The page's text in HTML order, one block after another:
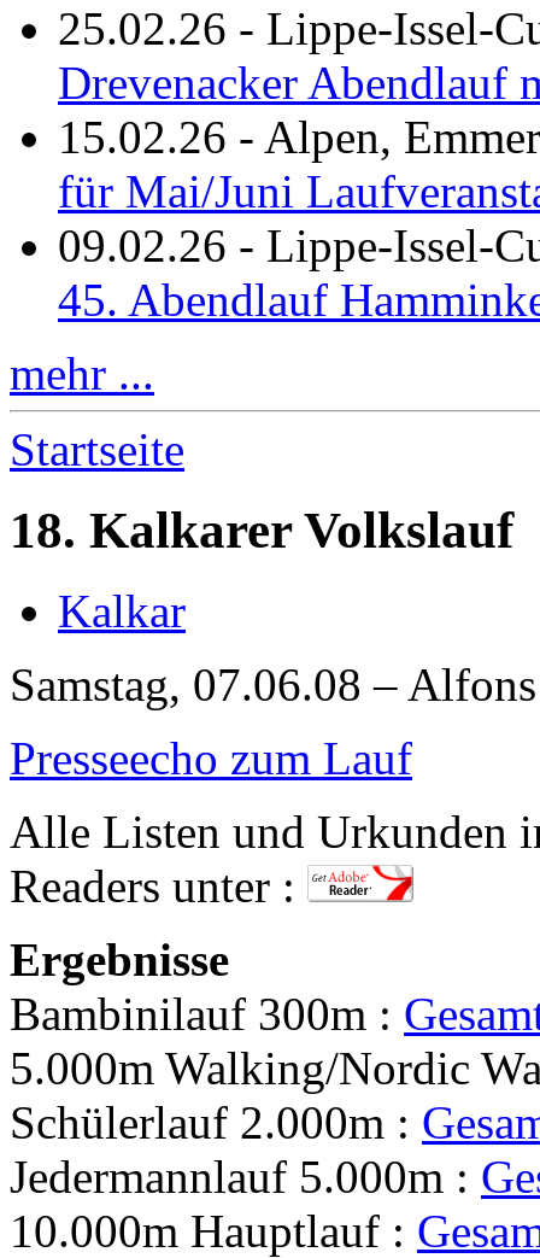
25.02.26 - Lippe-Issel-
Drevenacker Abendlauf
15.02.26 - Alpen,
für Mai/Juni
09.02.26 - Lippe-Issel-
45. Abendlauf
mehr ...
Startseite
18. Kalkarer Volkslauf
Kalkar
Samstag, 07.06.08 –
Presseecho zum Lauf
Alle Listen und Urkunden
Readers unter :
Ergebnisse
Bambinilauf 300m :
5.000m Walking/Nordic
Schülerlauf 2.000m :
Jedermannlauf 5.000m :
10.000m Hauptlauf :